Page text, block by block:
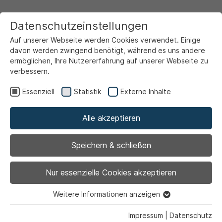
Stadt Ahlen erhält
Landespreis für
Kulturelle Bildung
Datenschutzeinstellungen
Auf unserer Webseite werden Cookies verwendet. Einige
davon werden zwingend benötigt, während es uns andere
ermöglichen, Ihre Nutzererfahrung auf unserer Webseite zu
verbessern.
Essenziell Statistik Externe Inhalte
Alle akzeptieren
Speichern & schließen
Nur essenzielle Cookies akzeptieren
Essenzielle Cookies werden für grundlegende Funktionen
Weitere Informationen anzeigen
Impressum Datenschutz